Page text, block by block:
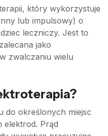
który wykorzystuje
lub impulsowy) o
leczniczy. Jest to
jako
zwalczaniu wielu
do określonych miejsc
elektrod. Prąd